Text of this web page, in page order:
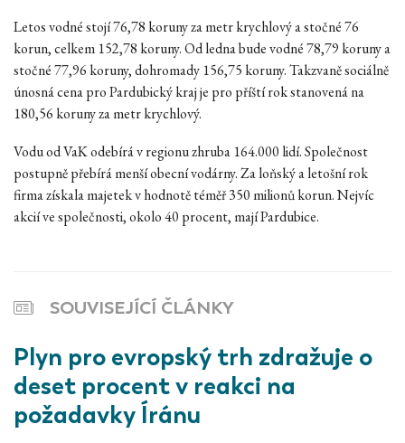
Letos vodné stojí 76,78 koruny za metr krychlový a stočné 76
korun, celkem 152,78 koruny. Od ledna bude vodné 78,79 koruny a
stočné 77,96 koruny, dohromady 156,75 koruny. Takzvaně sociálně
únosná cena pro Pardubický kraj je pro příští rok stanovená na
180,56 koruny za metr krychlový.
Vodu od VaK odebírá v regionu zhruba 164.000 lidí. Společnost
postupně přebírá menší obecní vodárny. Za loňský a letošní rok
firma získala majetek v hodnotě téměř 350 milionů korun. Nejvíc
akcií ve společnosti, okolo 40 procent, mají Pardubice.
SOUVISEJÍCÍ ČLÁNKY
Plyn pro evropský trh zdražuje o
deset procent v reakci na
požadavky Íránu